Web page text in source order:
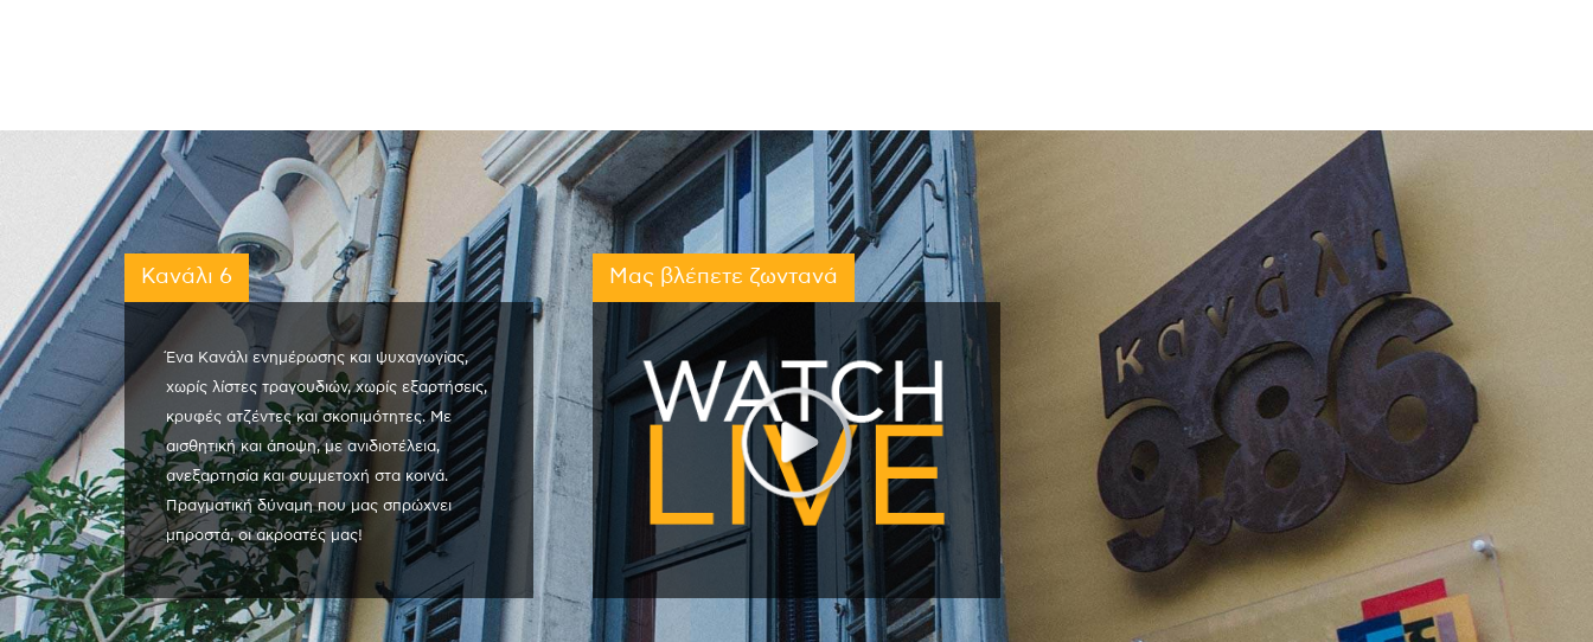
Κανάλι 6
Ένα Κανάλι ενημέρωσης και ψυχαγωγίας,
χωρίς λίστες τραγουδιών, χωρίς εξαρτήσεις,
κρυφές ατζέντες και σκοπιμότητες. Με
αισθητική και άποψη, με ανιδιοτέλεια,
ανεξαρτησία και συμμετοχή στα κοινά.
Πραγματική δύναμη που μας σπρώχνει
μπροστά, οι ακροατές μας!
Μας βλέπετε ζωντανά